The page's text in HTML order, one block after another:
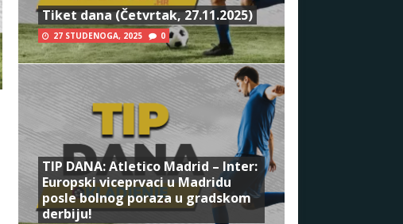
Tiket dana (Četvrtak, 27.11.2025)
27 STUDENOGA, 2025 0
TIP DANA: Atletico Madrid – Inter:
Europski viceprvaci u Madridu
posle bolnog poraza u gradskom
derbiju!